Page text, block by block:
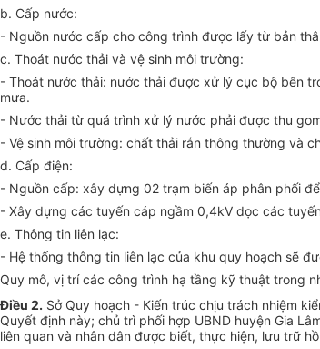
b. Cấp nước:
- Nguồn nước cấp cho công trình được lấy từ bản
c. Thoát nước thải và vệ sinh môi trường:
- Thoát nước thải: nước thải được xử lý cục bộ bên
mưa.
- Nước thải từ quá trình xử lý nước phải được thu
- Vệ sinh môi trường: chất thải rắn thông thường và
d. Cấp điện:
- Nguồn cấp: xây dựng 02 trạm biến áp phân phối
- Xây dựng các tuyến cáp ngầm 0,4kV dọc các
e. Thông tin liên lạc:
- Hệ thống thông tin liên lạc của khu quy hoạch sẽ
Quy mô, vị trí các công trình hạ tầng kỹ thuật trong
Điều 2. Sở Quy hoạch - Kiến trúc chịu trách nhiệm
Quyết định này; chủ trì phối hợp UBND huyện Gia
liên quan và nhân dân được biết, thực hiện, lưu trữ